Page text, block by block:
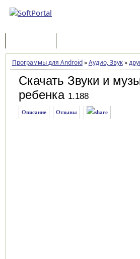
Программы для Android»Аудио, Звук»
Скачать Звуки и
ребенка 1.188
Описание Отзывы